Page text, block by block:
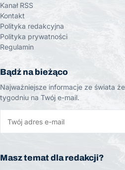
Kanał RSS
Kontakt
Polityka redakcyjna
Polityka prywatności
Regulamin
Bądź na bieżąco
Najważniejsze informacje ze świata
tygodniu na Twój e-mail.
Masz temat dla redakcji?